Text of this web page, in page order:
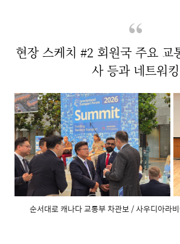
현장 스케치 #2 회원국 주요 교
사 등과 네트워킹
순서대로 캐나다 교통부 차관보 / 사우디아라